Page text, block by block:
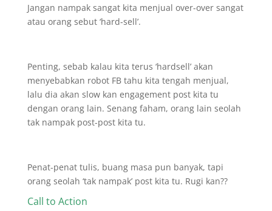
Jangan nampak sangat kita menjual over-over sangat
atau orang sebut ‘hard-sell’.
Penting, sebab kalau kita terus ‘hardsell’ akan
menyebabkan robot FB tahu kita tengah menjual,
lalu dia akan slow kan engagement post kita tu
dengan orang lain. Senang faham, orang lain seolah
tak nampak post-post kita tu.
Penat-penat tulis, buang masa pun banyak, tapi
orang seolah ‘tak nampak’ post kita tu. Rugi kan??
Call to Action